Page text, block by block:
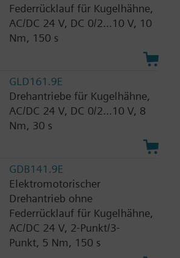
Federrücklauf für Kugelhähne,
AC/DC 24 V, DC 0/2...10 V, 10
Nm, 150 s
GLD161.9E
Drehantriebe für Kugelhähne,
AC/DC 24 V, DC 0/2...10 V, 8
Nm, 30 s
GDB141.9E
Elektromotorischer
Drehantrieb ohne
Federrücklauf für Kugelhähne,
AC/DC 24 V, 2-Punkt/3-
Punkt, 5 Nm, 150 s